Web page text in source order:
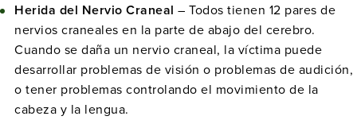
Herida del Nervio Craneal – Todos tienen 12 pares de
nervios craneales en la parte de abajo del cerebro.
Cuando se daña un nervio craneal, la víctima puede
desarrollar problemas de visión o problemas de audición,
o tener problemas controlando el movimiento de la
cabeza y la lengua.